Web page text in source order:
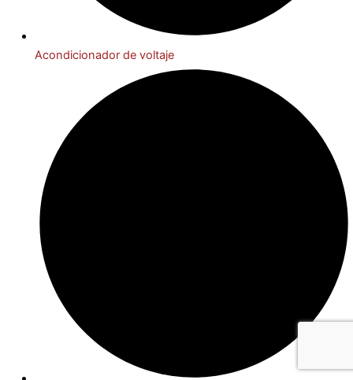
Acondicionador de voltaje